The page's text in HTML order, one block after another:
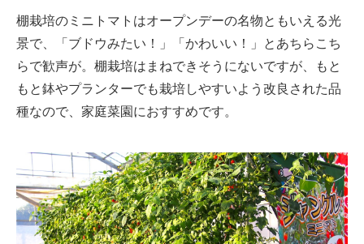
棚栽培のミニトマトはオープンデーの名物ともいえる光
景で、「ブドウみたい！」「かわいい！」とあちらこち
らで歓声が。棚栽培はまねできそうにないですが、もと
もと鉢やプランターでも栽培しやすいよう改良された品
種なので、家庭菜園におすすめです。